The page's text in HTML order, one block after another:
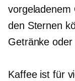
vorgeladenem
den Sternen
Getränke
Kaffee ist für